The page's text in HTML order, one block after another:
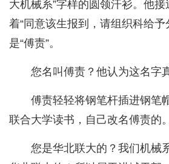
大机械系”字样的圆领汗衫。他
着“同意该生报到，请组织科给予
是“傅责”。
您名叫傅责？他认为这名字
傅责轻轻将钢笔杆插进钢笔
联合大学读书，自己改名傅责的。
您是华北联大的？我们机械